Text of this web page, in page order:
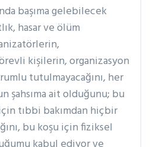
başıma gelebilecek
hasar ve ölüm
kişilerin, organizasyon
tutulmayacağını, her
şahsıma ait olduğunu; bu
tıbbi bakımdan hiçbir
bu koşu için fiziksel